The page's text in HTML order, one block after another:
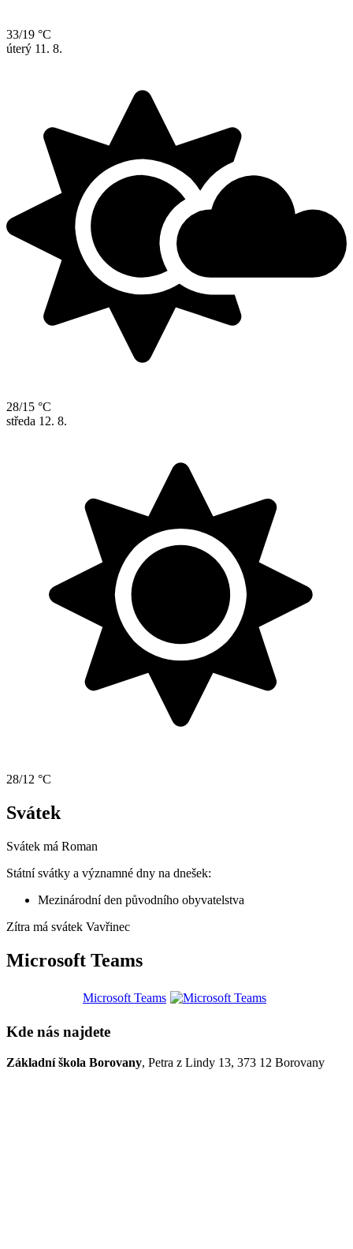
33/19 °C
úterý 11. 8.
28/15 °C
středa 12. 8.
28/12 °C
Svátek
Svátek má Roman
Státní svátky a významné dny na dnešek:
Mezinárodní den původního obyvatelstva
Zítra má svátek Vavřinec
Microsoft Teams
Microsoft Teams
Kde nás najdete
Základní škola Borovany, Petra z Lindy 13, 373 12 Borovany